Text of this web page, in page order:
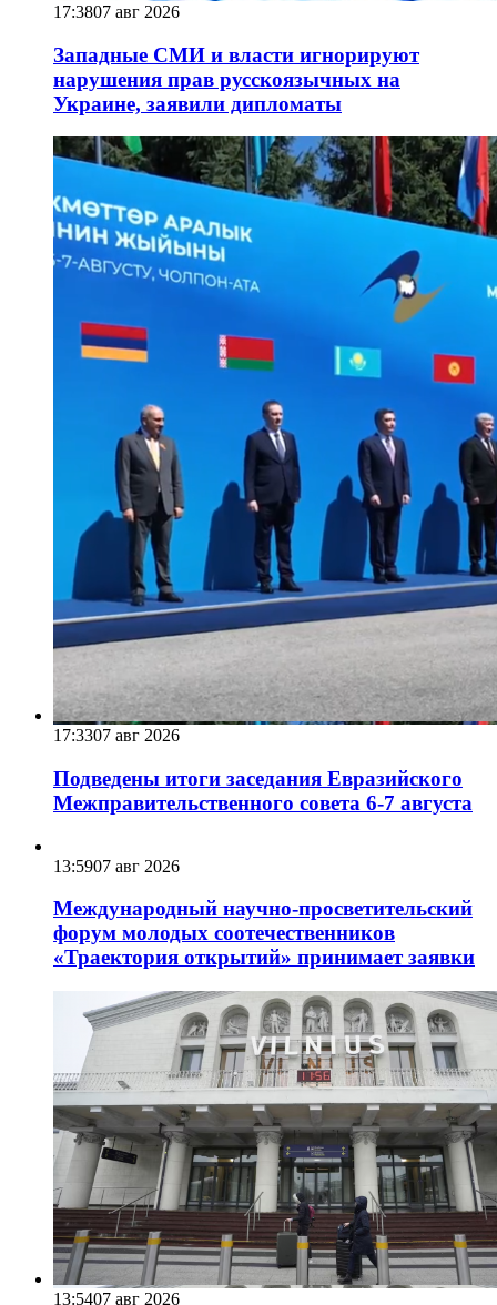
17:3807 авг 2026
Западные СМИ и власти игнорируют
нарушения прав русскоязычных на
Украине, заявили дипломаты
17:3307 авг 2026
Подведены итоги заседания Евразийского
Межправительственного совета 6-7 августа
13:5907 авг 2026
Международный научно-просветительский
форум молодых соотечественников
«Траектория открытий» принимает заявки
13:5407 авг 2026